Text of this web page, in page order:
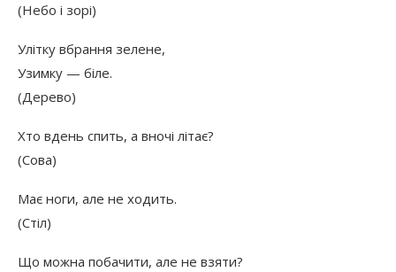
(Небо і зорі)
Улітку вбрання зелене,
Узимку — біле.
(Дерево)
Хто вдень спить, а вночі літає?
(Сова)
Має ноги, але не ходить.
(Стіл)
Що можна побачити, але не взяти?